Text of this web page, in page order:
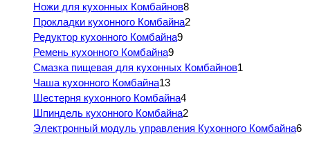
Ножи для кухонных Комбайнов8
Прокладки кухонного Комбайна2
Редуктор кухонного Комбайна9
Ремень кухонного Комбайна9
Смазка пищевая для кухонных Комбайнов1
Чаша кухонного Комбайна13
Шестерня кухонного Комбайна4
Шпиндель кухонного Комбайна2
Электронный модуль управления Кухонного Комбайна6